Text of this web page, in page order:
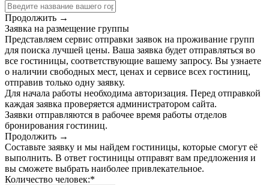
Продолжить →
Заявка на размещение группы
Представляем сервис отправки заявок на проживание групп
для поиска лучшей цены. Ваша заявка будет отправляться во
все гостиницы, соответствующие вашему запросу. Вы узнаете
о наличии свободных мест, ценах и сервисе всех гостиниц,
отправив только одну заявку.
Для начала работы необходима авторизация. Перед отправкой
каждая заявка проверяется администратором сайта.
Заявки отправляются в рабочее время работы отделов
бронирования гостиниц.
Продолжить →
Составьте заявку и мы найдем гостиницы, которые смогут её
выполнить. В ответ гостиницы отправят вам предложения и
вы сможете выбрать наиболее привлекательное.
Количество человек:*